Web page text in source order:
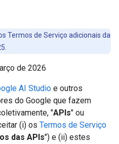
Termos de Serviço adicionais da
de 2026
AI Studio e outros
do Google que fazem
"APIs" ou
(i) os Termos de Serviço
das APIs") e (ii) estes